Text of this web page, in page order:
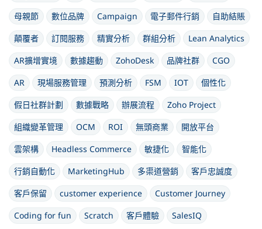
母親節
數位品牌 Campaign 電子郵件行銷
自助結賬
顛覆者
訂閱服務 精實分析 群組分析
Lean Analytics
AR擴增實境
數據趨動 ZohoDesk 品牌社群
CGO
AR
現場服務管理 預測分析 FSM IOT
個性化
假日社群計劃
數據戰略 辦展流程
Zoho Project
組織變革管理
OCM ROI 無頭商業
開放平台
雲架構
Headless Commerce 敏捷化
智能化
行銷自動化
MarketingHub 多渠道營銷
客戶忠誠度
客戶保留
customer experience
Customer Journey
Coding for fun
Scratch 客戶體驗
SalesIQ